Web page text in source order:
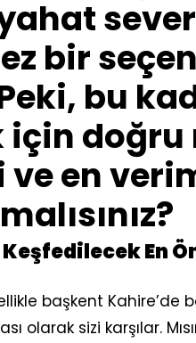
bir
bu
doğru
en
Keşfedilecek En
başkent
olarak sizi karşılar.